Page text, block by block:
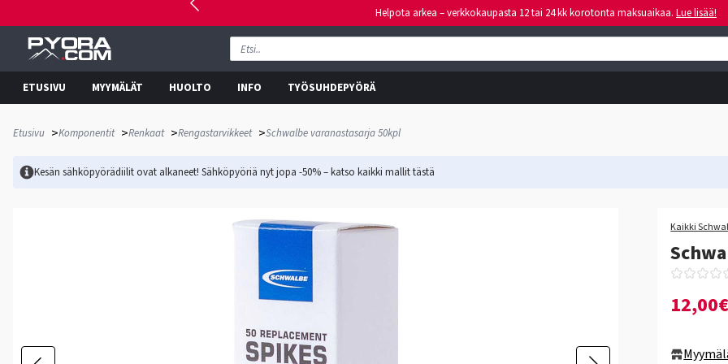
Helpota arkea – verkkokaupasta 12 tai 24 kk korotonta maksuaikaa. Lue lisää!
ETUSIVU MYYMÄLÄT HUOLTO INFO TYÖSUHDEPYÖRÄ
Etusivu >Komponentit >Renkaat >Rengastarvikkeet >Schwalbe varanastasarja 50kpl
Kesän sähköpyörädiilit ovat alkaneet! Sähköpyöriä nyt jopa -50% – katso kaikki mallittästä
Kaikki
12,00€